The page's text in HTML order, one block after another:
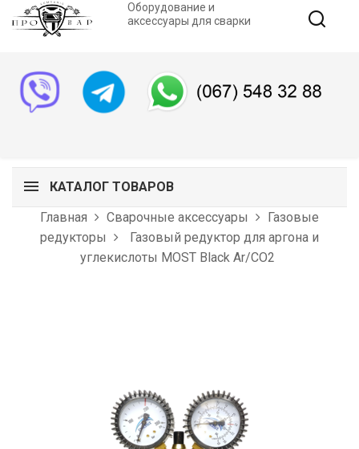
Оборудование и
аксессуары для сварки
КАТАЛОГ ТОВАРОВ
Главная
Сварочные аксессуары
Газовые
редукторы
Газовый редуктор для аргона и
углекислоты MOST Black Ar/CO2